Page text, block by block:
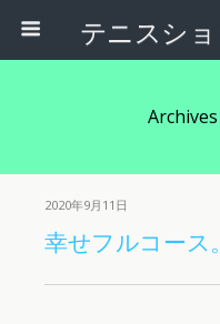
2020年9月11日
幸せフルコース。